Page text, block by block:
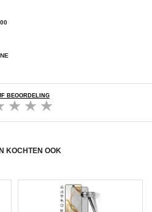
BEOORDELING
KOCHTEN OOK